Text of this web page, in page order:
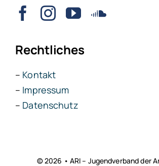
Rechtliches
– Kontakt
– Impressum
– Datenschutz
© 2026 • ARI – Jugendverband der